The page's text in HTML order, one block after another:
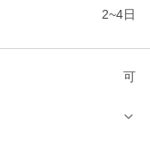
2~4日
可